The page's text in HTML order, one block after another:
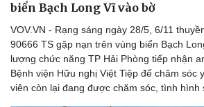
biển Bạch Long Vĩ vào bờ
VOV.VN - Rạng sáng ngày 28/5, 6/11
90666 TS gặp nạn trên vùng biển Bạch
lượng chức năng TP Hải Phòng tiếp nhận
Bệnh viện Hữu nghị Việt Tiệp để chăm sóc
viên còn lại đang được chăm sóc, tình hình